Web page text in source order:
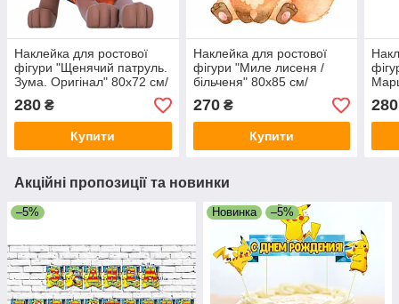
Наклейка для ростової
фігури "Щенячий патруль.
Зума. Оригінал" 80х72 см/
інтер'єрна наклейка (без
обрізу по контуру)
280 ₴
Купити
Наклейка для ростової
фігури "Миле лисеня /
більченя" 80х85 см/
інтер'єрна наклейка (без
обрізу по контуру)
270₴
Купити
см/
(без
280
Акційні пропозиції та новинки
–5% Новинка –5%